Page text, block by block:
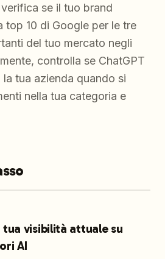
verifica se il tuo brand
top 10 di Google per le tre
del tuo mercato negli
controlla se ChatGPT
tua azienda quando si
nella tua categoria e
tua visibilità attuale su
AI